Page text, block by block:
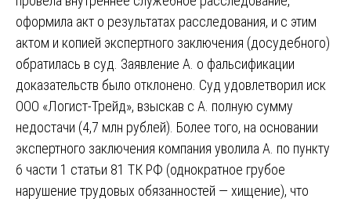
оформила акт о результатах расследования, и с этим
актом и копией экспертного заключения (досудебного)
обратилась в суд. Заявление А. о фальсификации
доказательств было отклонено. Суд удовлетворил иск
ООО «Логист-Трейд», взыскав с А. полную сумму
недостачи (4,7 млн рублей). Более того, на основании
экспертного заключения компания уволила А. по пункту
6 части 1 статьи 81 ТК РФ (однократное грубое
нарушение трудовых обязанностей — хищение), что